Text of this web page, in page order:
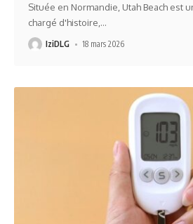
Située en Normandie, Utah Beach est
chargé d'histoire, …
IziDLG 18 mars 2026